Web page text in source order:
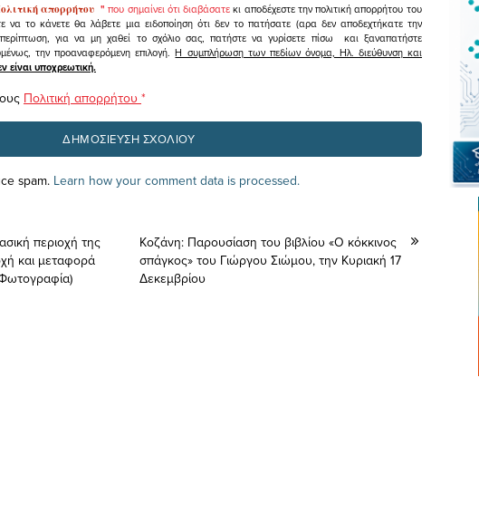
απορρήτου " που σημαίνει ότι διαβάσατεκι αποδέχεστε την πολιτική απορρήτου του
να το κάνετε θα λάβετε μια ειδοποίηση ότι δεν το πατήσατε (αρα δεν αποδεχτήκατε την
για να μη χαθεί το σχόλιο σας, πατήστε να γυρίσετε πίσω και ξαναπατήστε
την προαναφερόμενη επιλογή.Η συμπλήρωση των πεδίων όνομα, Ηλ. διεύθυνση και
είναι υποχρεωτική.
Πολιτική απορρήτου *
spam. Learn how your comment data is processed.
περιοχή της
και μεταφορά
Κοζάνη: Παρουσίαση του βιβλίου «Ο κόκκινος
σπάγκος» του Γιώργου Σιώμου, την Κυριακή 17
Δεκεμβρίου